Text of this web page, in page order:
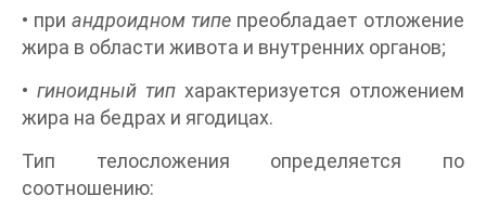
• при андроидном типе преобладает отложение
жира в области живота и внутренних органов;
• гиноидный тип характеризуется отложением
жира на бедрах и ягодицах.
Тип телосложения определяется по
соотношению: